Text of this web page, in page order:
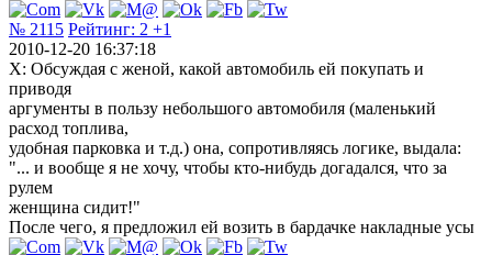
№ 2115 Рейтинг: 2 +1
2010-12-20 16:37:18
Х: Обсуждая с женой, какой автомобиль ей покупать и
приводя
аргументы в пользу небольшого автомобиля (маленький
расход топлива,
удобная парковка и т.д.) она, сопротивляясь логике, выдала:
"... и вообще я не хочу, чтобы кто-нибудь догадался, что за
рулем
женщина сидит!"
После чего, я предложил ей возить в бардачке накладные усы